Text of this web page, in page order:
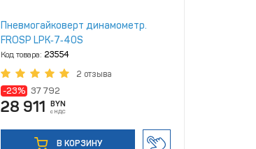
Пневмогайковерт динамометр.
FROSP LPK‑7‑40S
Код товара:23554
2 отзыва
-23% 37 792
28 911 BYN
с НДС
В КОРЗИНУ